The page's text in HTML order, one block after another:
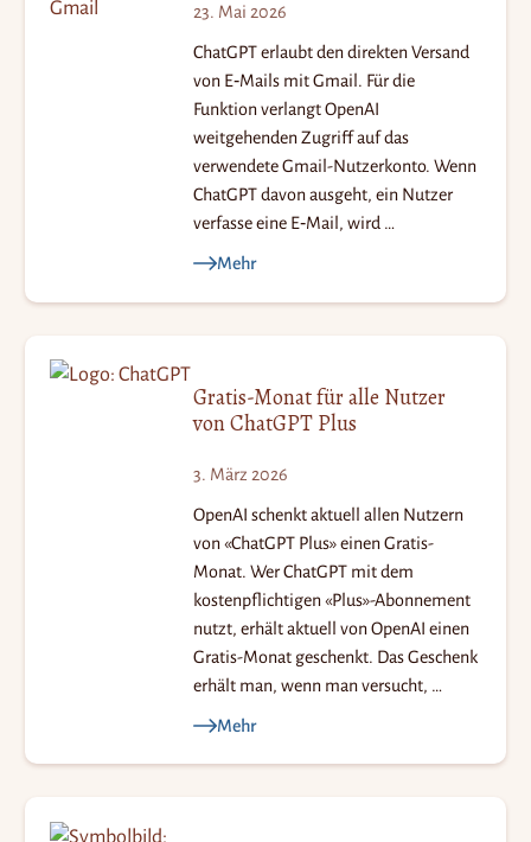
23. Mai 2026
ChatGPT erlaubt den direkten Versand
von E‑Mails mit Gmail. Für die
Funktion verlangt OpenAI
weitgehenden Zugriff auf das
verwendete Gmail-Nutzerkonto. Wenn
ChatGPT davon ausgeht, ein Nutzer
verfasse eine E‑Mail, wird …
Mehr
Gratis-Monat für alle Nutzer
von ChatGPT Plus
3. März 2026
OpenAI schenkt aktuell allen Nutzern
von «ChatGPT Plus» einen Gratis-
Monat. Wer ChatGPT mit dem
kostenpflichtigen «Plus»-Abonnement
nutzt, erhält aktuell von OpenAI einen
Gratis-Monat geschenkt. Das Geschenk
erhält man, wenn man versucht, …
Mehr